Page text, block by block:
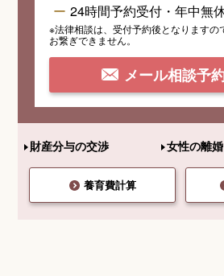
24時間予約受付・年中無
※法律相談は、受付予約後となりますの
お繋ぎできません。
メール相談予
財産分与の交渉 女性の離婚
養育費計算